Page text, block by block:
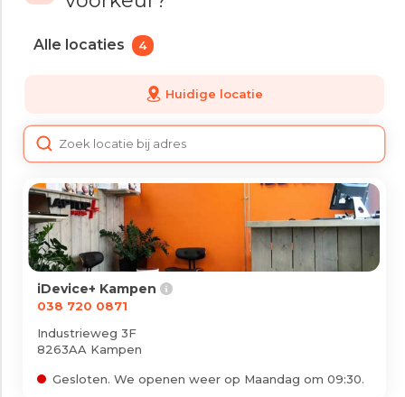
Reparaties
iPhone
iPad
Overig
Vraag offerte aan
Bekijk alle prijzen
Producten
iPhone
iPad
Alle locaties 4
Huidige locatie
iDevice+ Kampen
038 720 0871
Industrieweg 3F
8263AA Kampen
Gesloten. We openen weer op Maandag om 09:30.